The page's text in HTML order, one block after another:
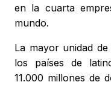
en la cuarta
mundo.
La mayor unidad
los países de
11.000 millones de